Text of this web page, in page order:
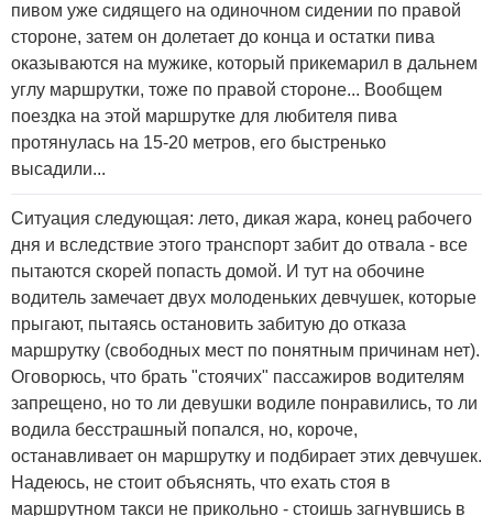
пивом уже сидящего на одиночном сидении по правой
стороне, затем он долетает до конца и остатки пива
оказываются на мужике, который прикемарил в дальнем
углу маршрутки, тоже по правой стороне... Вообщем
поездка на этой маршрутке для любителя пива
протянулась на 15-20 метров, его быстренько
высадили...
Ситуация следующая: лето, дикая жара, конец рабочего
дня и вследствие этого транспорт забит до отвала - все
пытаются скорей попасть домой. И тут на обочине
водитель замечает двух молоденьких девчушек, которые
прыгают, пытаясь остановить забитую до отказа
маршрутку (свободных мест по понятным причинам нет).
Оговорюсь, что брать "стоячих" пассажиров водителям
запрещено, но то ли девушки водиле понравились, то ли
водила бесстрашный попался, но, короче,
останавливает он маршрутку и подбирает этих девчушек.
Надеюсь, не стоит объяснять, что ехать стоя в
маршрутном такси не прикольно - стоишь загнувшись в